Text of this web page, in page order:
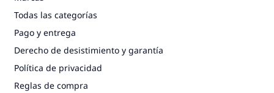
Todas las categorías
Pago y entrega
Derecho de desistimiento y garantía
Política de privacidad
Reglas de compra